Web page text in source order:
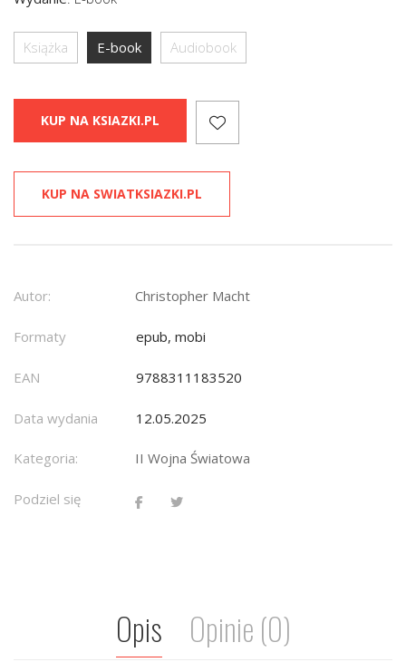
Książka E-book Audiobook
KUP NA KSIAZKI.PL
KUP NA SWIATKSIAZKI.PL
Autor: Christopher Macht
Formaty epub, mobi
EAN 9788311183520
Data wydania 12.05.2025
Kategoria: II Wojna Światowa
Podziel się
Opis Opinie (0)